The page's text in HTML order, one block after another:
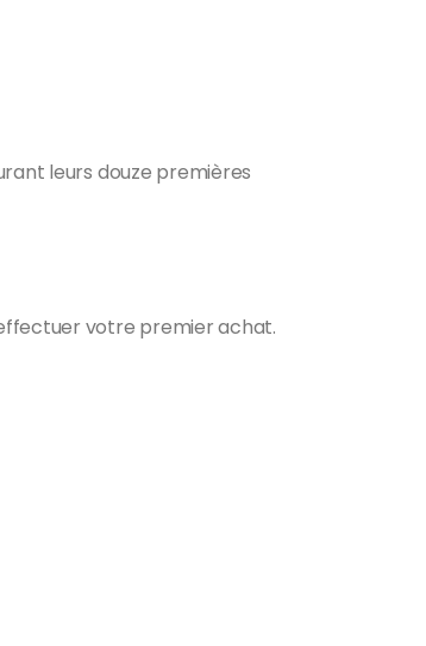
leurs douze premières
votre premier achat.